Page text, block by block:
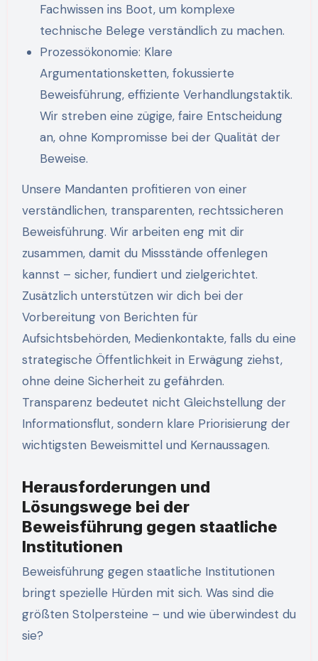
Fachwissen ins Boot, um komplexe
technische Belege verständlich zu machen.
Prozessökonomie: Klare
Argumentationsketten, fokussierte
Beweisführung, effiziente Verhandlungstaktik.
Wir streben eine zügige, faire Entscheidung
an, ohne Kompromisse bei der Qualität der
Beweise.
Unsere Mandanten profitieren von einer
verständlichen, transparenten, rechtssicheren
Beweisführung. Wir arbeiten eng mit dir
zusammen, damit du Missstände offenlegen
kannst – sicher, fundiert und zielgerichtet.
Zusätzlich unterstützen wir dich bei der
Vorbereitung von Berichten für
Aufsichtsbehörden, Medienkontakte, falls du eine
strategische Öffentlichkeit in Erwägung ziehst,
ohne deine Sicherheit zu gefährden.
Transparenz bedeutet nicht Gleichstellung der
Informationsflut, sondern klare Priorisierung der
wichtigsten Beweismittel und Kernaussagen.
Herausforderungen und
Lösungswege bei der
Beweisführung gegen staatliche
Institutionen
Beweisführung gegen staatliche Institutionen
bringt spezielle Hürden mit sich. Was sind die
größten Stolpersteine – und wie überwindest du
sie?